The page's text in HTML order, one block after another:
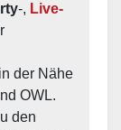
-, Live-
der Nähe
OWL.
den